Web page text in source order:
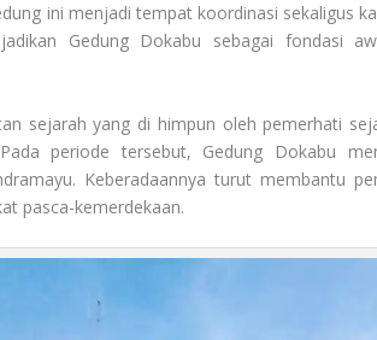
ini menjadi tempat koordinasi sekaligus
Gedung Dokabu sebagai fondasi
sejarah yang di himpun oleh pemerhati
periode tersebut, Gedung Dokabu
Keberadaannya turut membantu
pasca-kemerdekaan.